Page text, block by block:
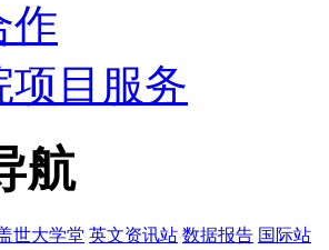
作
项目服务
航
世大学堂 英文资讯站 数据报告 国际站